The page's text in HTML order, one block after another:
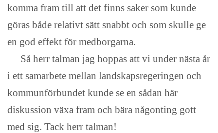
komma fram till att det finns saker som kunde
göras både relativt sätt snabbt och som skulle ge
en god effekt för medborgarna.
Så herr talman jag hoppas att vi under nästa år
i ett samarbete mellan landskapsregeringen och
kommunförbundet kunde se en sådan här
diskussion växa fram och bära någonting gott
med sig. Tack herr talman!